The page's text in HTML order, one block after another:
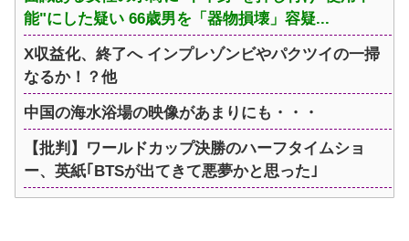
能"にした疑い 66歳男を「器物損壊」容疑...
X収益化、終了へ インプレゾンビやパクツイの一掃
なるか！？他
中国の海水浴場の映像があまりにも・・・
【批判】ワールドカップ決勝のハーフタイムショ
ー、英紙｢BTSが出てきて悪夢かと思った｣